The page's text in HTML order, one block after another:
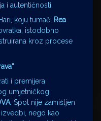
i autentičnosti.
koju tumači Rea
istodobno
kroz procese
i premijera
umjetničkog
. Spot nije zamišljen
nego kao